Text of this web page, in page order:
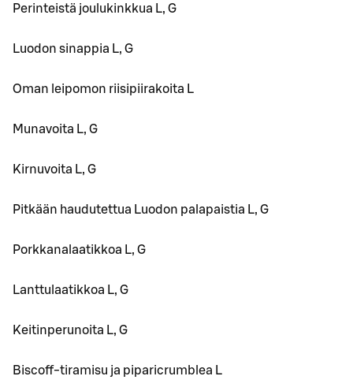
Perinteistä joulukinkkua L, G
Luodon sinappia L, G
Oman leipomon riisipiirakoita L
Munavoita L, G
Kirnuvoita L, G
Pitkään haudutettua Luodon palapaistia L, G
Porkkanalaatikkoa L, G
Lanttulaatikkoa L, G
Keitinperunoita L, G
Biscoff-tiramisu ja piparicrumblea L